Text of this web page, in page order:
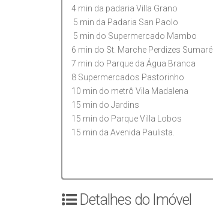
4 min da padaria Villa Grano
5 min da Padaria San Paolo
5 min do Supermercado Mambo
6 min do St. Marche Perdizes Sumaré
7 min do Parque da Água Branca
8 Supermercados Pastorinho
10 min do metrô Vila Madalena
15 min do Jardins
15 min do Parque Villa Lobos
15 min da Avenida Paulista.
Detalhes do Imóvel